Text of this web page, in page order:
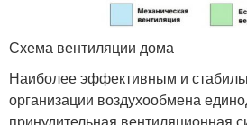
Схема вентиляции дома
Наиболее эффективным и
организации воздухообмена